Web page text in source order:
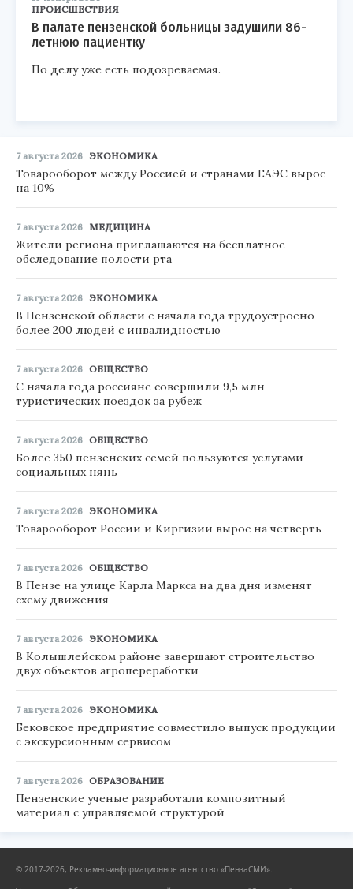
ПРОИСШЕСТВИЯ
В палате пензенской больницы задушили 86-
летнюю пациентку
По делу уже есть подозреваемая.
7 августа 2026 ЭКОНОМИКА
Товарооборот между Россией и странами ЕАЭС вырос
на 10%
7 августа 2026 МЕДИЦИНА
Жители региона приглашаются на бесплатное
обследование полости рта
7 августа 2026 ЭКОНОМИКА
В Пензенской области с начала года трудоустроено
более 200 людей с инвалидностью
7 августа 2026 ОБЩЕСТВО
С начала года россияне совершили 9,5 млн
туристических поездок за рубеж
7 августа 2026 ОБЩЕСТВО
Более 350 пензенских семей пользуются услугами
социальных нянь
7 августа 2026 ЭКОНОМИКА
Товарооборот России и Киргизии вырос на четверть
7 августа 2026 ОБЩЕСТВО
В Пензе на улице Карла Маркса на два дня изменят
схему движения
7 августа 2026 ЭКОНОМИКА
В Колышлейском районе завершают строительство
двух объектов агропереработки
7 августа 2026 ЭКОНОМИКА
Бековское предприятие совместило выпуск продукции
с экскурсионным сервисом
7 августа 2026 ОБРАЗОВАНИЕ
Пензенские ученые разработали композитный
материал с управляемой структурой
© 2017-2026, Рекламно-информационное агентство «ПензаСМИ».